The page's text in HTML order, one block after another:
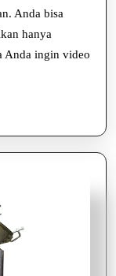
agar
Terlihat
Profesional
Anda bisa
hanya
Anda ingin video